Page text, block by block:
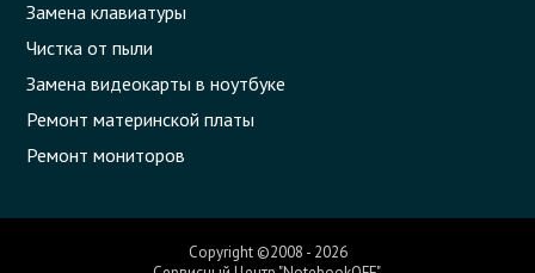
Замена клавиатуры
Чистка от пыли
Замена видеокарты в ноутбуке
Ремонт материнской платы
Ремонт мониторов
Copyright ©2008 - 2026